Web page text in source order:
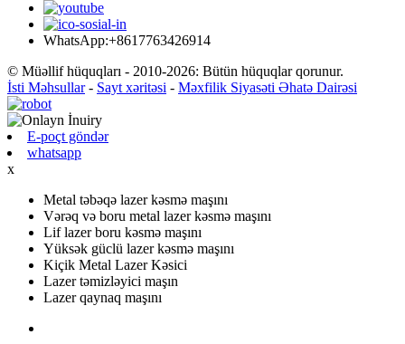
WhatsApp:+8617763426914
© Müəllif hüquqları - 2010-2026: Bütün hüquqlar qorunur.
İsti Məhsullar- Sayt xəritəsi - Məxfilik Siyasəti Əhatə Dairəsi
E-poçt göndər
whatsapp
x
Metal təbəqə lazer kəsmə maşını
Vərəq və boru metal lazer kəsmə maşını
Lif lazer boru kəsmə maşını
Yüksək güclü lazer kəsmə maşını
Kiçik Metal Lazer Kəsici
Lazer təmizləyici maşın
Lazer qaynaq maşını